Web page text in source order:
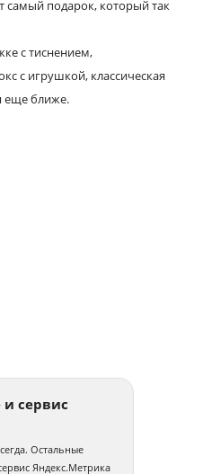
самый подарок, который так
с тиснением,
с игрушкой, классическая
еще ближе.
сервис
Остальные
Яндекс.Метрика